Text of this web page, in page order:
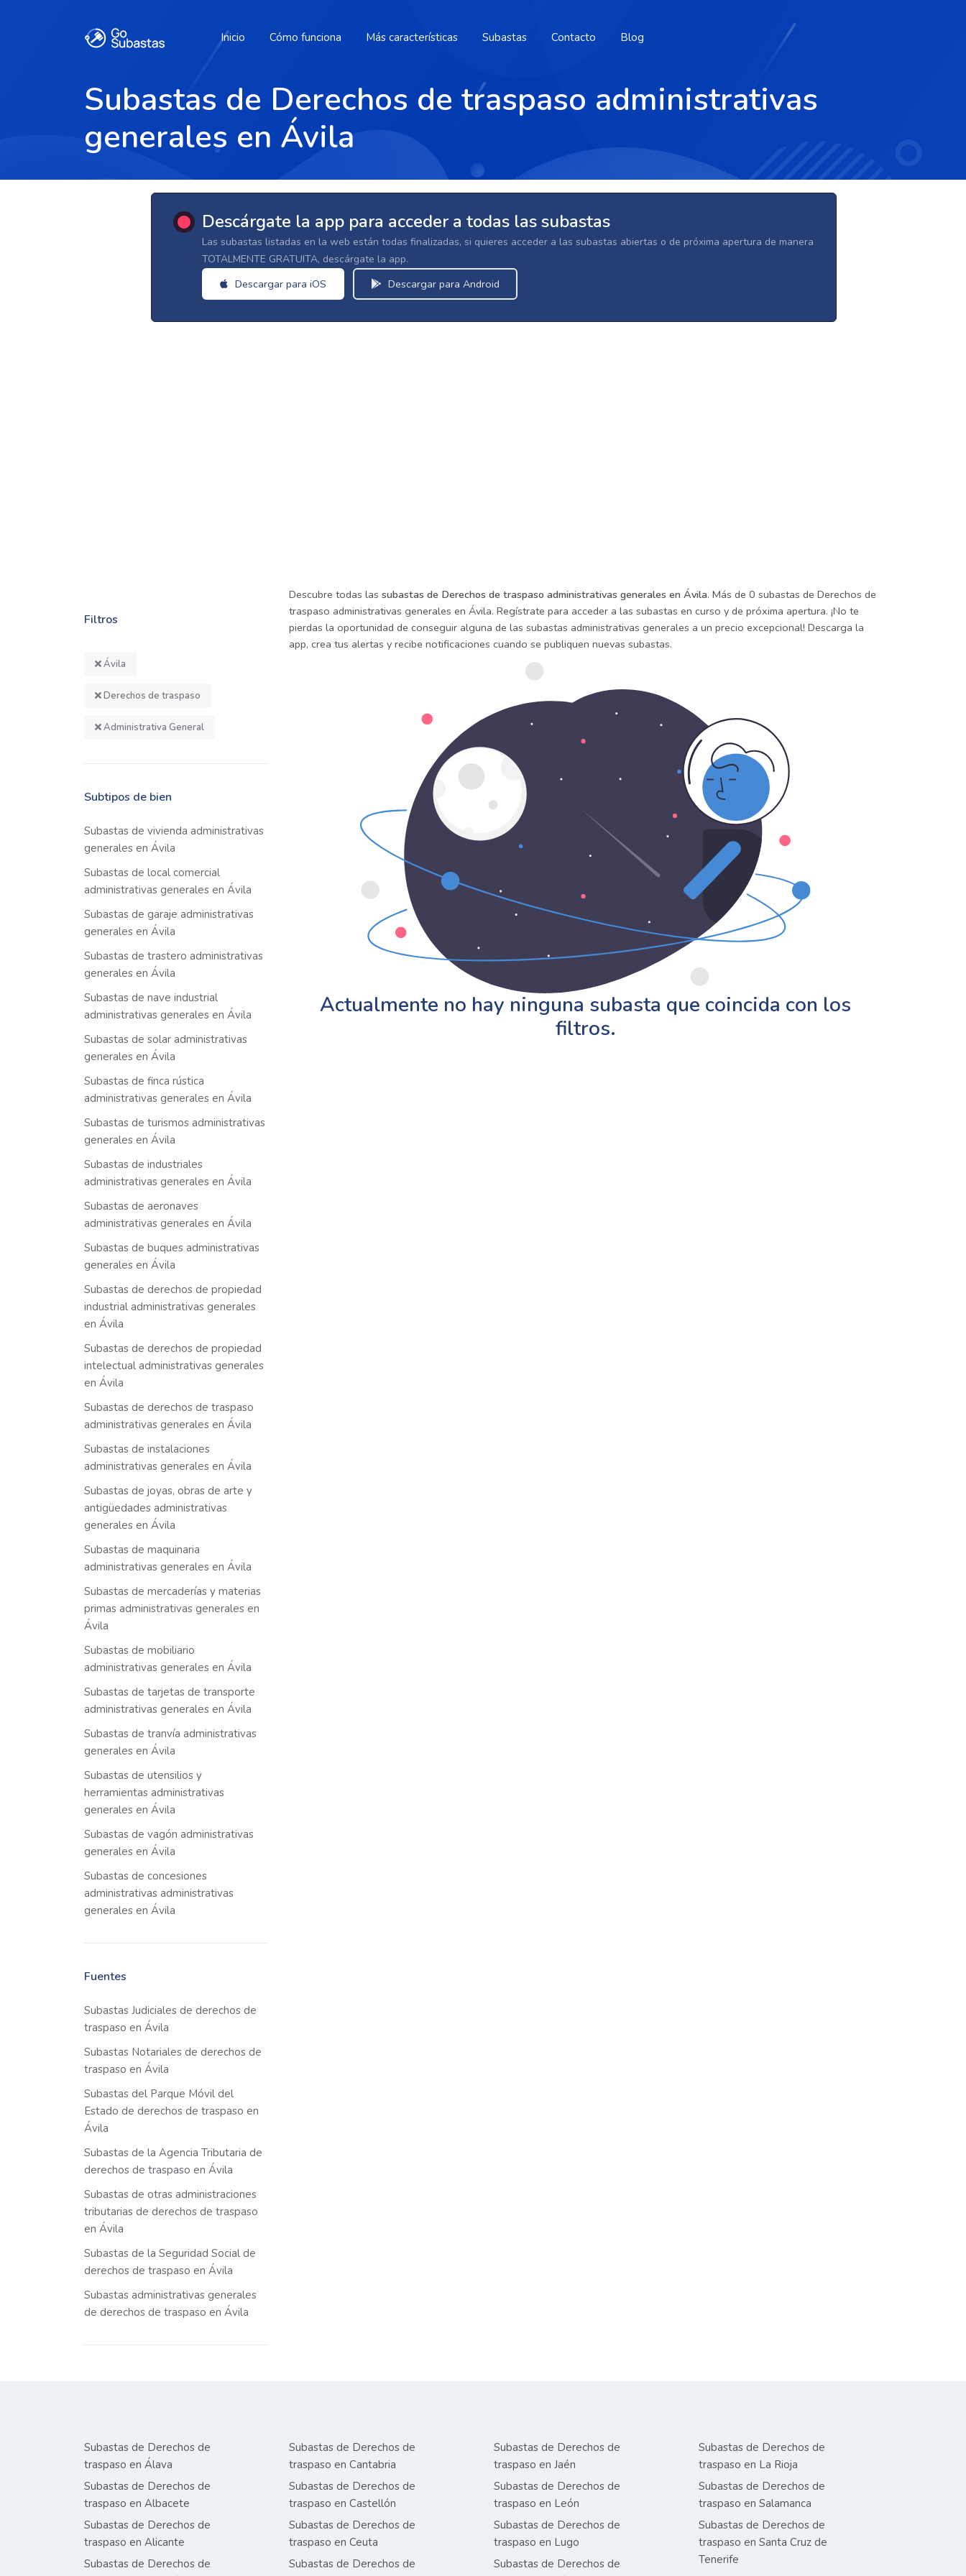
Inicio Cómo funciona Más características Subastas Contacto Blog
Subastas de Derechos de traspaso administrativas
generales en Ávila
Descárgate la app para acceder a todas las subastas
Las subastas listadas en la web están todas finalizadas, si quieres acceder a las subastas abiertas o de próxima apertura de manera
TOTALMENTE GRATUITA, descárgate la app.
Descargar para iOS Descargar para Android
Filtros
Ávila
Derechos de traspaso
Administrativa General
Subtipos de bien
Subastas de vivienda administrativas
generales en Ávila
Subastas de local comercial
administrativas generales en Ávila
Subastas de garaje administrativas
generales en Ávila
Subastas de trastero administrativas
generales en Ávila
Subastas de nave industrial
administrativas generales en Ávila
Subastas de solar administrativas
generales en Ávila
Subastas de finca rústica
administrativas generales en Ávila
Subastas de turismos administrativas
generales en Ávila
Subastas de industriales
administrativas generales en Ávila
Subastas de aeronaves
administrativas generales en Ávila
Subastas de buques administrativas
generales en Ávila
Subastas de derechos de propiedad
industrial administrativas generales
en Ávila
Subastas de derechos de propiedad
intelectual administrativas generales
en Ávila
Subastas de derechos de traspaso
administrativas generales en Ávila
Subastas de instalaciones
administrativas generales en Ávila
Subastas de joyas, obras de arte y
antigüedades administrativas
generales en Ávila
Subastas de maquinaria
administrativas generales en Ávila
Subastas de mercaderías y materias
primas administrativas generales en
Ávila
Subastas de mobiliario
administrativas generales en Ávila
Subastas de tarjetas de transporte
administrativas generales en Ávila
Subastas de tranvía administrativas
generales en Ávila
Subastas de utensilios y
herramientas administrativas
generales en Ávila
Subastas de vagón administrativas
generales en Ávila
Subastas de concesiones
administrativas administrativas
generales en Ávila
Fuentes
Subastas Judiciales de derechos de
traspaso en Ávila
Subastas Notariales de derechos de
traspaso en Ávila
Subastas del Parque Móvil del
Estado de derechos de traspaso en
Ávila
Subastas de la Agencia Tributaria de
derechos de traspaso en Ávila
Subastas de otras administraciones
tributarias de derechos de traspaso
en Ávila
Subastas de la Seguridad Social de
derechos de traspaso en Ávila
Subastas administrativas generales
de derechos de traspaso en Ávila
Descubre todas las subastas de Derechos de traspaso administrativas generales en Ávila. Más de 0 subastas de Derechos de
traspaso administrativas generales en Ávila. Regístrate para acceder a las subastas en curso y de próxima apertura. ¡No te
pierdas la oportunidad de conseguir alguna de las subastas administrativas generales a un precio excepcional! Descarga la
app, crea tus alertas y recibe notificaciones cuando se publiquen nuevas subastas.
Actualmente no hay ninguna subasta que coincida con los
filtros.
Subastas de Derechos de
traspaso en Álava
Subastas de Derechos de
traspaso en Albacete
Subastas de Derechos de
traspaso en Alicante
Subastas de Derechos de
Subastas de Derechos de
traspaso en Cantabria
Subastas de Derechos de
traspaso en Castellón
Subastas de Derechos de
traspaso en Ceuta
Subastas de Derechos de
Subastas de Derechos de
traspaso en Jaén
Subastas de Derechos de
traspaso en León
Subastas de Derechos de
traspaso en Lugo
Subastas de Derechos de
Subastas de Derechos de
traspaso en La Rioja
Subastas de Derechos de
traspaso en Salamanca
Subastas de Derechos de
traspaso en Santa Cruz de
Tenerife